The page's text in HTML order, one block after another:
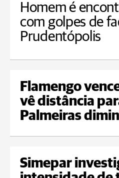
Homem é
com golpes de
Prudentópolis
Flamengo
vê distância
Palmeiras
Simepar